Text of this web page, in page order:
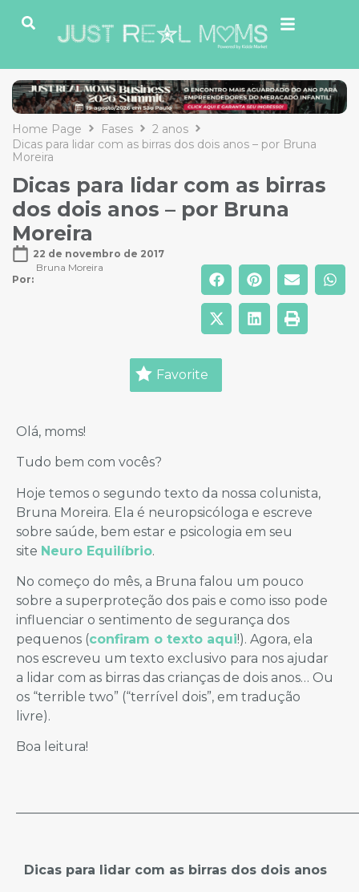
Home Page Fases
2 anos
Dicas para lidar com as birras dos dois anos – por Bruna
Moreira
Dicas para lidar com as birras
dos dois anos – por Bruna
Moreira
22 de novembro de 2017
Por:
Bruna Moreira
Favorite
Olá, moms!
Tudo bem com vocês?
Hoje temos o segundo texto da nossa colunista,
Bruna Moreira. Ela é neuropsicóloga e escreve
sobre saúde, bem estar e psicologia em seu
site Neuro Equilíbrio.
No começo do mês, a Bruna falou um pouco
sobre a superproteção dos pais e como isso pode
influenciar o sentimento de segurança dos
pequenos (confiram o texto aqui!). Agora, ela
nos escreveu um texto exclusivo para nos ajudar
a lidar com as birras das crianças de dois anos… Ou
os “terrible two” (“terrível dois”, em tradução
livre).
Boa leitura!
Dicas para lidar com as birras dos dois anos